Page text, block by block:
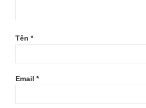
Tên *
Email *